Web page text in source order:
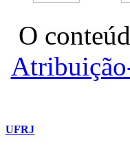
O
UFRJ